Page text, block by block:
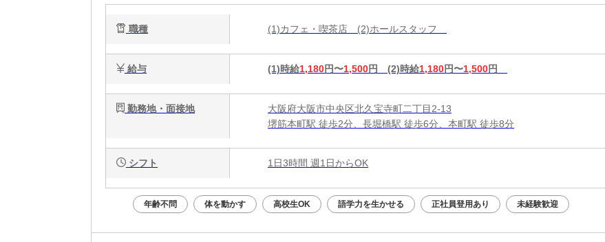
職種 (1)カフェ・喫茶店 (2)ホールスタッフ
給与 (1)時給1,180円〜1,500円 (2)時給1,180円〜1,500円
勤務地・面接地
大阪府大阪市中央区北久宝寺町二丁目2-13
堺筋本町駅 徒歩2分、長堀橋駅 徒歩6分、本町駅 徒歩8分
シフト 1日3時間 週1日からOK
年齢不問 体を動かす 高校生OK 語学力を生かせる 正社員登用あり 未経験歓迎